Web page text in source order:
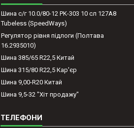
Шина с/г 10.0/80-12 PK-303 10 сл 127A8
Tubeless (SpeedWays)
Регулятор рівня підлоги (Полтава
16.2935010)
Шина 385/65 R22,5 Китай
Шина 315/80 R22,5 Кар'єр
Шина 9,00-R20 Китай
Шина 9,5-32 "Хіт продажу"